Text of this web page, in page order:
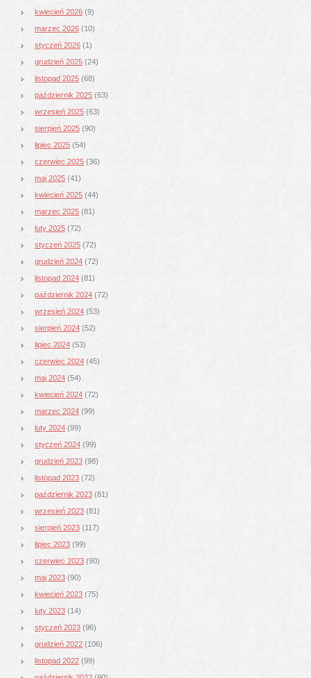
kwiecień 2026 (9)
marzec 2026 (10)
styczeń 2026 (1)
grudzień 2025 (24)
listopad 2025 (68)
październik 2025 (63)
wrzesień 2025 (63)
sierpień 2025 (90)
lipiec 2025 (54)
czerwiec 2025 (36)
maj 2025 (41)
kwiecień 2025 (44)
marzec 2025 (81)
luty 2025 (72)
styczeń 2025 (72)
grudzień 2024 (72)
listopad 2024 (81)
październik 2024 (72)
wrzesień 2024 (53)
sierpień 2024 (52)
lipiec 2024 (53)
czerwiec 2024 (45)
maj 2024 (54)
kwiecień 2024 (72)
marzec 2024 (99)
luty 2024 (99)
styczeń 2024 (99)
grudzień 2023 (98)
listopad 2023 (72)
październik 2023 (81)
wrzesień 2023 (81)
sierpień 2023 (117)
lipiec 2023 (99)
czerwiec 2023 (90)
maj 2023 (90)
kwiecień 2023 (75)
luty 2023 (14)
styczeń 2023 (96)
grudzień 2022 (106)
listopad 2022 (99)